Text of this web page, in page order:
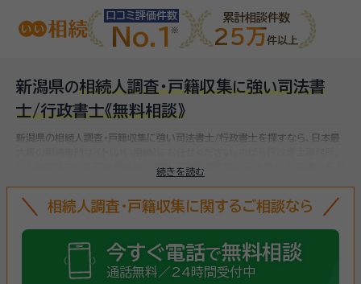
口コミ評価件数
No.1
累計相談件数
25万件以上
新潟県の相続人調査・戸籍収集に強い司法書
士/行政書士《無料相談》
続きを読む
新潟県の相続人調査・戸籍収集に強い司法書士/行政書士を探すなら、日本最
新潟県で対応可能な相続人調査・戸籍収集に強い司法書士/行政書士をお
相続人調査・戸籍収集に関するご相談なら
今すぐ電話で無料相談
通話無料／24時間受付中